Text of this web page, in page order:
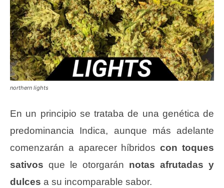
northern lights
En un principio se trataba de una genética de
predominancia Indica, aunque más adelante
comenzarán a aparecer híbridoscon toques
sativos que le otorgarán notas afrutadas y
dulces a su incomparable sabor.